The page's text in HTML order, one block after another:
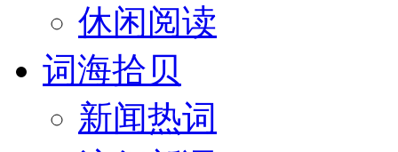
休闲阅读
词海拾贝
新闻热词